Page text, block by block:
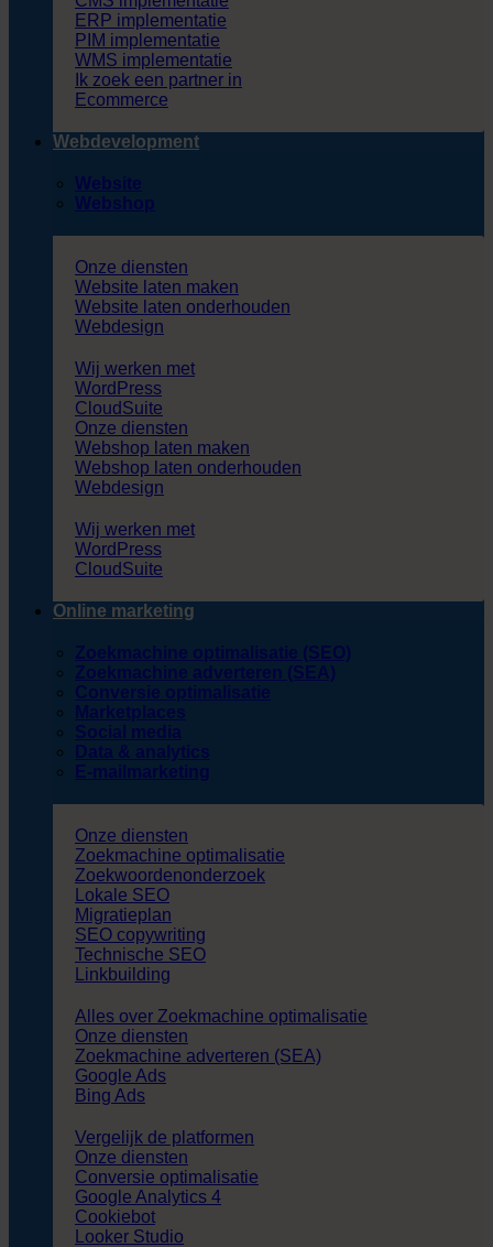
ERP implementatie
PIM implementatie
WMS implementatie
Ik zoek een partner in
Ecommerce
Webdevelopment
Website
Webshop
Onze diensten
Website laten maken
Website laten onderhouden
Webdesign
Wij werken met
WordPress
CloudSuite
Onze diensten
Webshop laten maken
Webshop laten onderhouden
Webdesign
Wij werken met
WordPress
CloudSuite
Online marketing
Zoekmachine optimalisatie (SEO)
Zoekmachine adverteren (SEA)
Conversie optimalisatie
Marketplaces
Social media
Data & analytics
E-mailmarketing
Onze diensten
Zoekmachine optimalisatie
Zoekwoordenonderzoek
Lokale SEO
Migratieplan
SEO copywriting
Technische SEO
Linkbuilding
Alles over Zoekmachine optimalisatie
Onze diensten
Zoekmachine adverteren (SEA)
Google Ads
Bing Ads
Vergelijk de platformen
Onze diensten
Conversie optimalisatie
Google Analytics 4
Cookiebot
Looker Studio